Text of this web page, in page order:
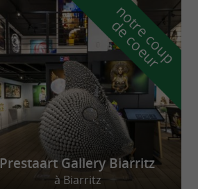
n
o
t
r
e
c
o
u
p
d
e
c
o
e
u
r
Prestaart Gallery Biarritz
à Biarritz